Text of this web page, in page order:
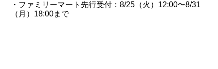
・ファミリーマート先行受付：8/25（火）12:00〜8/31
（月）18:00まで